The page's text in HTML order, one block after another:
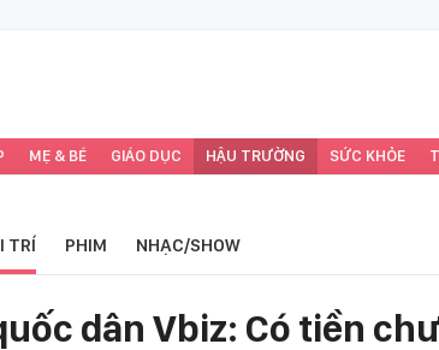
MẸ & BÉ GIÁO DỤC HẬU TRƯỜNG SỨC KHỎE
TRÍ PHIM NHẠC/SHOW
dân Vbiz: Có tiền